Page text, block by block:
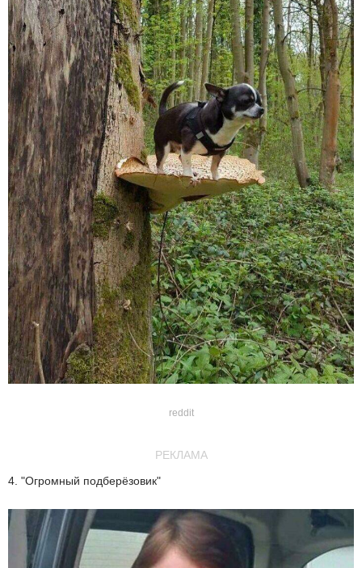
reddit
РЕКЛАМА
4. "Огромный подберёзовик"